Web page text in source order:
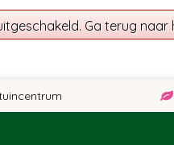
Ga terug naar